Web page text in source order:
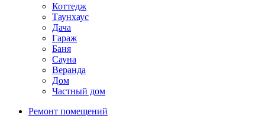
Коттедж
Таунхаус
Дача
Гараж
Баня
Сауна
Веранда
Дом
Частный дом
Ремонт помещений